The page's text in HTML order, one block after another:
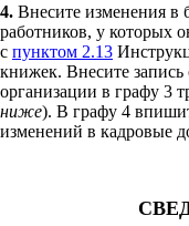
4. Внесите изменения в
работников, у которых
с пунктом 2.13
книжек. Внесите
организации в графу 3
ниже). В графу 4
изменений в кадровые